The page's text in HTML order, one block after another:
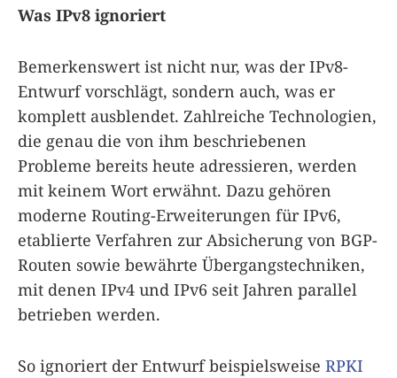
Was IPv8 ignoriert
Bemerkenswert ist nicht nur, was der IPv8-
Entwurf vorschlägt, sondern auch, was er
komplett ausblendet. Zahlreiche Technologien,
die genau die von ihm beschriebenen
Probleme bereits heute adressieren, werden
mit keinem Wort erwähnt. Dazu gehören
moderne Routing-Erweiterungen für IPv6,
etablierte Verfahren zur Absicherung von BGP-
Routen sowie bewährte Übergangstechniken,
mit denen IPv4 und IPv6 seit Jahren parallel
betrieben werden.
So ignoriert der Entwurf beispielsweise RPKI